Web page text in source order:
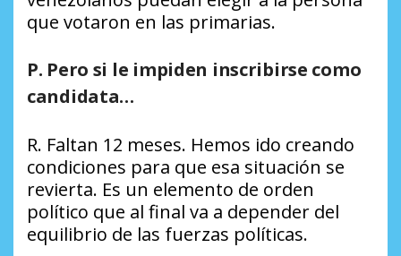
que votaron en las primarias.
P. Pero si le impiden inscribirse como
candidata…
R. Faltan 12 meses. Hemos ido creando
condiciones para que esa situación se
revierta. Es un elemento de orden
político que al final va a depender del
equilibrio de las fuerzas políticas.